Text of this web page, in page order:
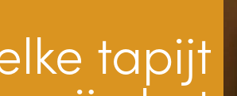
tapijt